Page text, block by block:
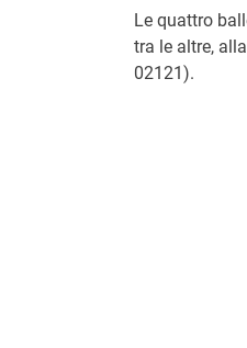
Le quattro
tra le altre,
02121).